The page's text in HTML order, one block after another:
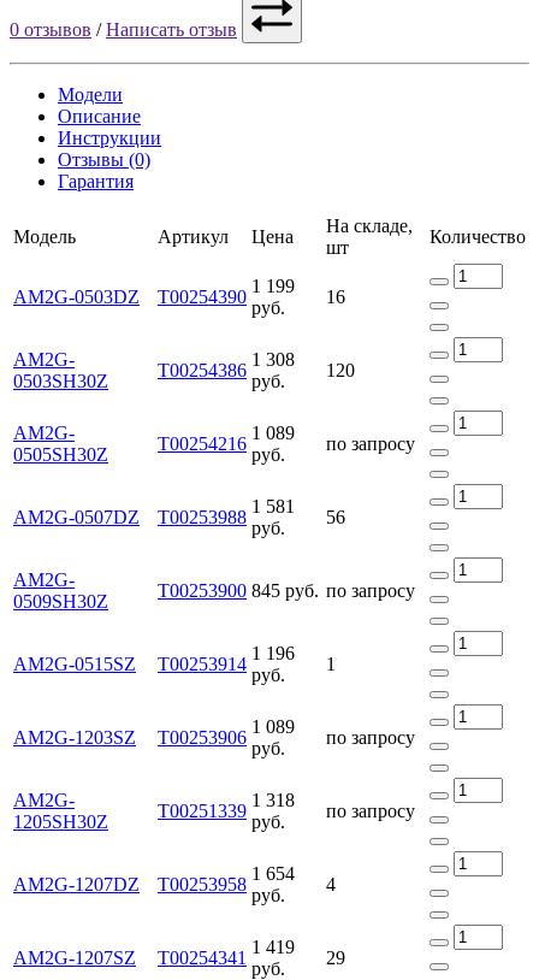
0 отзывов /Написать отзыв
Модели
Описание
Инструкции
Отзывы (0)
Гарантия
Модель Артикул Цена
На складе,
шт
Количество
AM2G-0503DZ Т00254390
1 199
руб.
16
AM2G-
0503SH30Z
Т00254386
1 308
руб.
120
AM2G-
0505SH30Z
Т00254216
1 089
руб.
по запросу
AM2G-0507DZ Т00253988
1 581
руб.
56
AM2G-
0509SH30Z
Т00253900 845 руб. по запросу
AM2G-0515SZ Т00253914
1 196
руб.
1
AM2G-1203SZ Т00253906
1 089
руб.
по запросу
AM2G-
1205SH30Z
Т00251339
1 318
руб.
по запросу
AM2G-1207DZ Т00253958
1 654
руб.
4
AM2G-1207SZ Т00254341
1 419
руб.
29